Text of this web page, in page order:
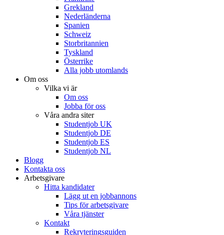
Grekland
Nederländerna
Spanien
Schweiz
Storbritannien
Tyskland
Österrike
Alla jobb utomlands
Om oss
Vilka vi är
Om oss
Jobba för oss
Våra andra siter
Studentjob UK
Studentjob DE
Studentjob ES
Studentjob NL
Blogg
Kontakta oss
Arbetsgivare
Hitta kandidater
Lägg ut en jobbannons
Tips för arbetsgivare
Våra tjänster
Kontakt
Rekryteringsguiden